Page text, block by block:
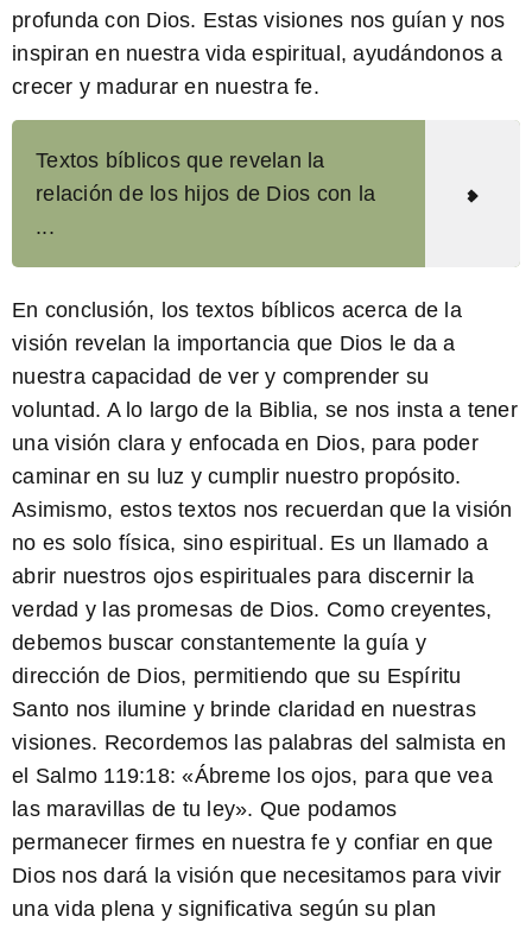
profunda con Dios. Estas visiones nos guían y nos
inspiran en nuestra vida espiritual, ayudándonos a
crecer y madurar en nuestra fe.
Textos bíblicos que revelan la
relación de los hijos de Dios con la
...
En conclusión, los textos bíblicos acerca de la
visión revelan la importancia que Dios le da a
nuestra capacidad de ver y comprender su
voluntad. A lo largo de la Biblia, se nos insta a tener
una visión clara y enfocada en Dios, para poder
caminar en su luz y cumplir nuestro propósito.
Asimismo, estos textos nos recuerdan que la visión
no es solo física, sino espiritual. Es un llamado a
abrir nuestros ojos espirituales para discernir la
verdad y las promesas de Dios. Como creyentes,
debemos buscar constantemente la guía y
dirección de Dios, permitiendo que su Espíritu
Santo nos ilumine y brinde claridad en nuestras
visiones. Recordemos las palabras del salmista en
el Salmo 119:18: «Ábreme los ojos, para que vea
las maravillas de tu ley». Que podamos
permanecer firmes en nuestra fe y confiar en que
Dios nos dará la visión que necesitamos para vivir
una vida plena y significativa según su plan